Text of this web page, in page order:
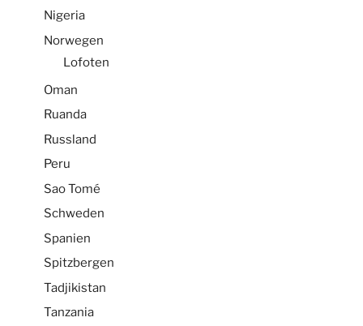
Nigeria
Norwegen
Lofoten
Oman
Ruanda
Russland
Peru
Sao Tomé
Schweden
Spanien
Spitzbergen
Tadjikistan
Tanzania